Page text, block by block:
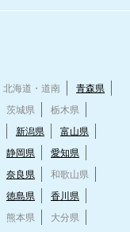
北海道・道南
青森県
茨城県
栃木県
新潟県
富山県
静岡県
愛知県
奈良県
和歌山県
徳島県
香川県
熊本県 大分県